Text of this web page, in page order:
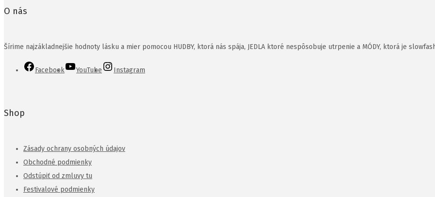
O nás
Šírime najzákladnejšie hodnoty lásku a mier pomocou HUDBY, ktorá nás spája, JEDLA ktoré nespôsobuje utrpenie a MÓDY, ktorá je
Facebook YouTube Instagram
Shop
Zásady ochrany osobných údajov
Obchodné podmienky
Odstúpiť od zmluvy tu
Festivalové podmienky